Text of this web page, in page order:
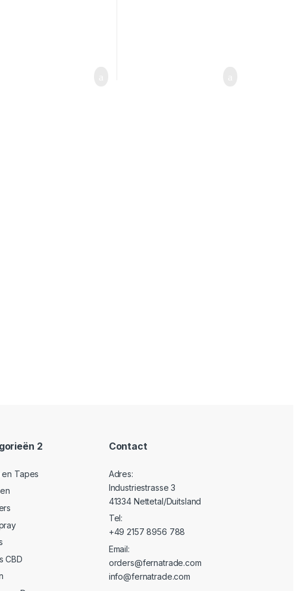
2
en Tapes
CBD
Contact
Adres:
Industriestrasse 3
41334 Nettetal/Duitsland
Tel:
+49 2157 8956 788
Email:
orders@fernatrade.com
info@fernatrade.com